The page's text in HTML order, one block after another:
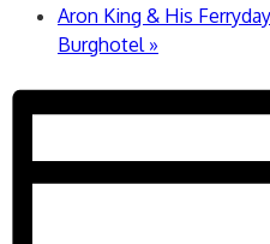
Aron King & His
Burghotel »